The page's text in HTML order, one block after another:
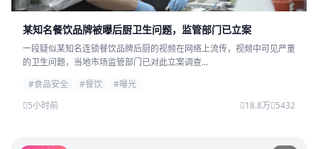
某知名餐饮品牌被曝后厨卫生问题，监管部门已立案
一段疑似某知名连锁餐饮品牌后厨的视频在网络上流传，视频中可见严重
的卫生问题，当地市场监管部门已对此立案调查...
#食品安全
#餐饮
#曝光
5小时前
18.8万 5432